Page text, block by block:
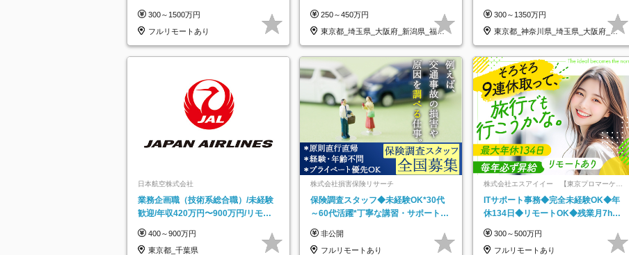
日以上
300～1500万円
フルリモートあり
250～450万円
東京都_埼玉県_大阪府_新潟県_福岡
県
300～1350万円
東京都_神奈川県_埼玉県_大阪府_愛
知県…
日本航空株式会社
業務企画職（技術系総合職）/未経験
歓迎/年収420万円〜900万円/リモー
400～900万円
東京都_千葉県
株式会社損害保険リサーチ
保険調査スタッフ◆未経験OK*30代
～60代活躍*丁寧な講習・サポートあ
託
非公開
フルリモートあり
株式会社エスアイイー 【東京プロマーケッ
ITサポート事務◆完全未経験OK◆年
休134日◆リモートOK◆残業月7h以
300～500万円
フルリモートあり